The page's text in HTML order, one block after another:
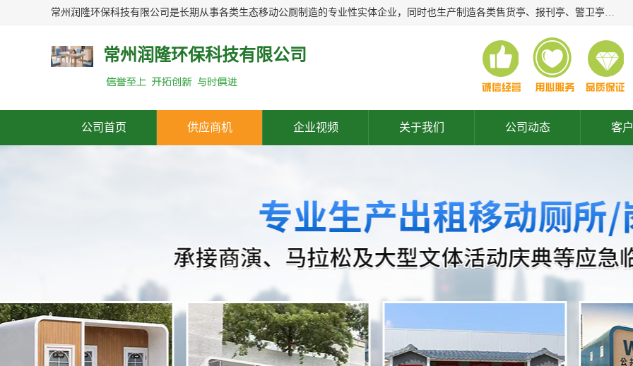
常州润隆环保科技有限公司是长期从事各类生态移动公厕制造的专业性实体企业，同时也生产制造各类售货亭、报刊亭、警卫亭等，我公司将尽全力为各用户在设计、制造、服务上提供快捷满意的全程服务，本公司愿与各用户携手共创辉煌业绩。主要产品：移动厕所;、生态厕所、 环保厕所、 流动厕所、商亭、岗亭、活动板房、移动厕所租赁等；
常州润隆环保科技有限公司
公司首页 供应商机 企业视频 关于我们 公司动态 客